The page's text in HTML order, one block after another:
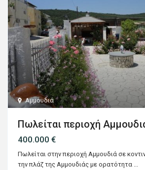
Αμμουδιά
Πωλείται περιοχή
400.000 €
Πωλείται στην περιοχή Αμμουδιά σε
την πλάζ της Αμμουδιάς με ορατότητα